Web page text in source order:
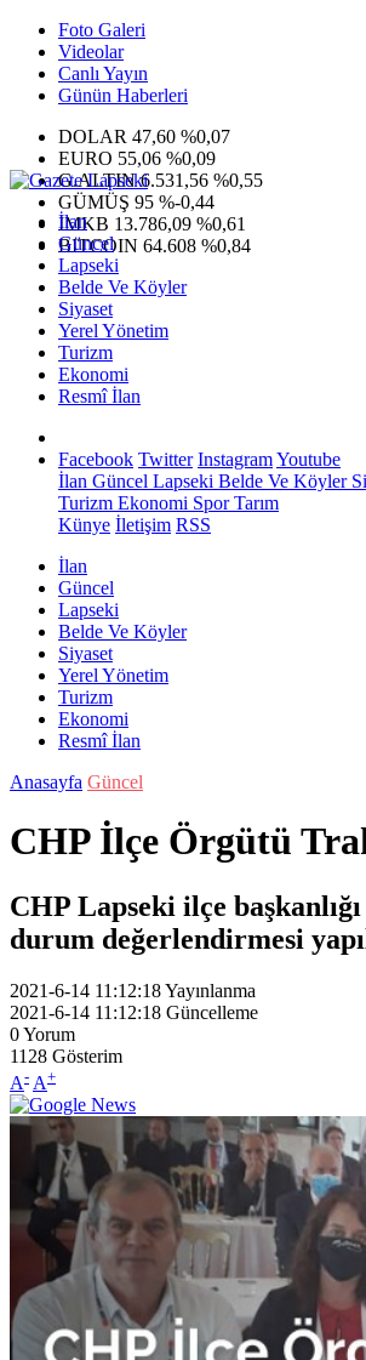
Foto Galeri
Videolar
Canlı Yayın
Günün Haberleri
DOLAR 47,60 %0,07
EURO 55,06 %0,09
G.ALTIN6.531,56 %0,55
GÜMÜŞ 95 %-0,44
IMKB 13.786,09 %0,61
BITCOIN 64.608 %0,84
İlan
Güncel
Lapseki
Belde Ve Köyler
Siyaset
Yerel Yönetim
Turizm
Ekonomi
Resmî İlan
Facebook Twitter InstagramYoutube
İlan Güncel Lapseki Belde Ve Köyler
Turizm Ekonomi SporTarım
Künye İletişim RSS
İlan
Güncel
Lapseki
Belde Ve Köyler
Siyaset
Yerel Yönetim
Turizm
Ekonomi
Resmî İlan
Anasayfa Güncel
CHP İlçe Örgütü
CHP Lapseki ilçe
durum değerlendirmesi
2021-6-14 11:12:18Yayınlanma
2021-6-14 11:12:18 Güncelleme
0Yorum
1128 Gösterim
A- A+